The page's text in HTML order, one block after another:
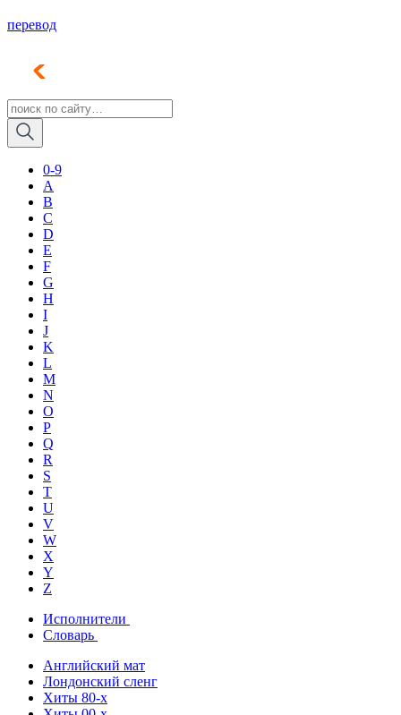
перевод
0-9
A
B
C
D
E
F
G
H
I
J
K
L
M
N
O
P
Q
R
S
T
U
V
W
X
Y
Z
Исполнители
Словарь
Английский мат
Лондонский сленг
Хиты 80-х